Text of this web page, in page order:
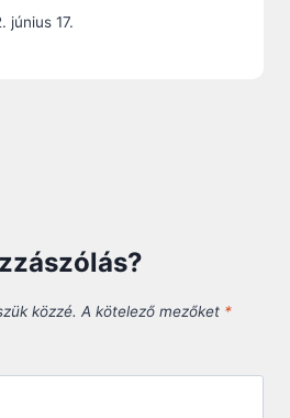
június 17.
közzé. A kötelező mezőket *